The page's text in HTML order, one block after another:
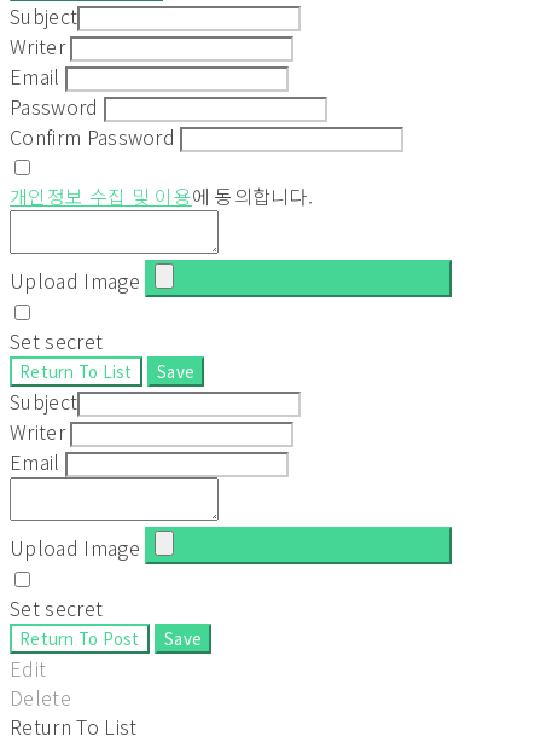
Subject
Writer
Email
Password
Confirm Password
개인정보 수집 및 이용에 동의합니다.
Upload Image
Set secret
Return To List Save
Subject
Writer
Email
Upload Image
Set secret
Return To Post Save
Edit
Delete
Return To List